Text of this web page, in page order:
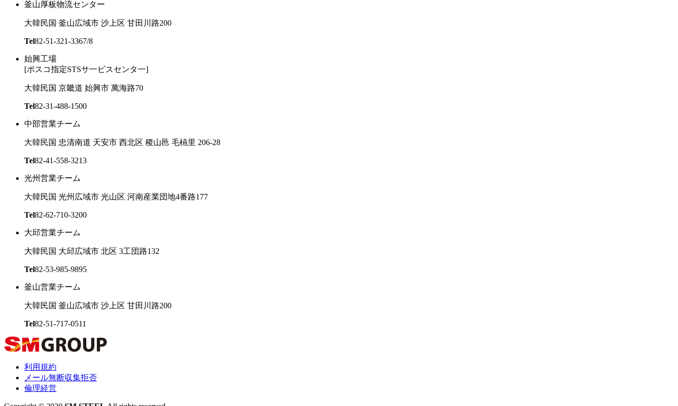
釜山厚板物流センター
大韓民国 釜山広域市 沙上区 甘田川路200
Tel82-51-321-3367/8
始興工場
[ポスコ指定STSサ一ビスセンタ一]
大韓民国 京畿道 始興市 萬海路70
Tel82-31-488-1500
中部営業チーム
大韓民国 忠清南道 天安市 西北区 稷山邑 毛枾里 206-28
Tel82-41-558-3213
光州営業チーム
大韓民国 光州広域市 光山区 河南産業団地4番路177
Tel82-62-710-3200
大邱営業チーム
大韓民国 大邱広域市 北区 3工団路132
Tel82-53-985-9895
釜山営業チーム
大韓民国 釜山広域市 沙上区 甘田川路200
Tel82-51-717-0511
利用規約
メール無断収集拒否
倫理経営